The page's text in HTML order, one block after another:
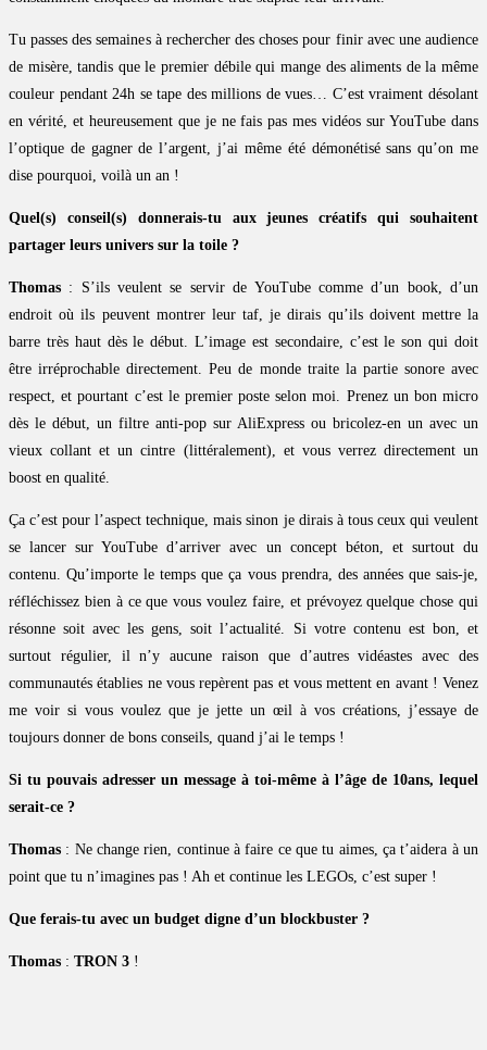
Tu passes des semaines à rechercher des choses pour finir avec une audience
de misère, tandis que le premier débile qui mange des aliments de la même
couleur pendant 24h se tape des millions de vues… C’est vraiment désolant
en vérité, et heureusement que je ne fais pas mes vidéos sur YouTube dans
l’optique de gagner de l’argent, j’ai même été démonétisé sans qu’on me
dise pourquoi, voilà un an !
Quel(s) conseil(s) donnerais-tu aux jeunes créatifs qui souhaitent
partager leurs univers sur la toile ?
Thomas : S’ils veulent se servir de YouTube comme d’un book, d’un
endroit où ils peuvent montrer leur taf, je dirais qu’ils doivent mettre la
barre très haut dès le début. L’image est secondaire, c’est le son qui doit
être irréprochable directement. Peu de monde traite la partie sonore avec
respect, et pourtant c’est le premier poste selon moi. Prenez un bon micro
dès le début, un filtre anti-pop sur AliExpress ou bricolez-en un avec un
vieux collant et un cintre (littéralement), et vous verrez directement un
boost en qualité.
Ça c’est pour l’aspect technique, mais sinon je dirais à tous ceux qui veulent
se lancer sur YouTube d’arriver avec un concept béton, et surtout du
contenu. Qu’importe le temps que ça vous prendra, des années que sais-je,
réfléchissez bien à ce que vous voulez faire, et prévoyez quelque chose qui
résonne soit avec les gens, soit l’actualité. Si votre contenu est bon, et
surtout régulier, il n’y aucune raison que d’autres vidéastes avec des
communautés établies ne vous repèrent pas et vous mettent en avant ! Venez
me voir si vous voulez que je jette un œil à vos créations, j’essaye de
toujours donner de bons conseils, quand j’ai le temps !
Si tu pouvais adresser un message à toi-même à l’âge de 10ans, lequel
serait-ce ?
Thomas : Ne change rien, continue à faire ce que tu aimes, ça t’aidera à un
point que tu n’imagines pas ! Ah et continue les LEGOs, c’est super !
Que ferais-tu avec un budget digne d’un blockbuster ?
Thomas : TRON 3 !